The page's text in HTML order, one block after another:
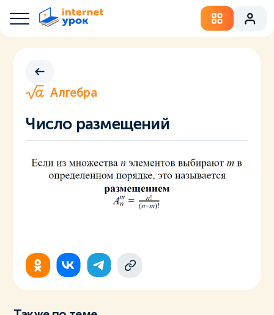
Алгебра
Число размещений